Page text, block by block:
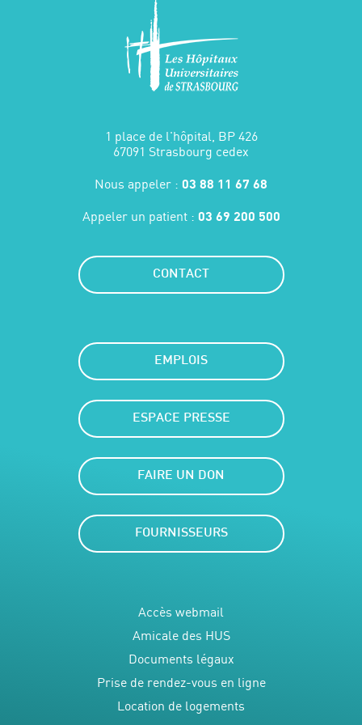
1 place de l'hôpital, BP 426
67091 Strasbourg cedex
Nous appeler : 03 88 11 67 68
Appeler un patient : 03 69 200 500
CONTACT
EMPLOIS
ESPACE PRESSE
FAIRE UN DON
FOURNISSEURS
Accès webmail
Amicale des HUS
Documents légaux
Prise de rendez-vous en ligne
Location de logements